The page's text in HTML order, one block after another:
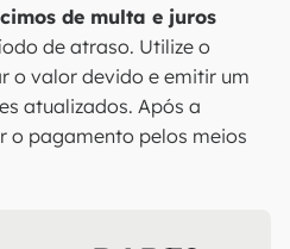
de multa e juros
de atraso. Utilize o
o valor devido e emitir um
atualizados. Após a
o pagamento pelos meios